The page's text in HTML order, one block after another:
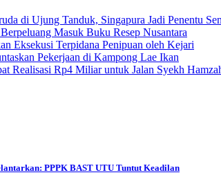
di Ujung Tanduk, Singapura Jadi Penentu
Masuk Buku Resep Nusantara
Eksekusi Terpidana Penipuan oleh Kejari
Pekerjaan di Kampong Lae Ikan
Realisasi Rp4 Miliar untuk Jalan Syekh
PPPK BAST UTU Tuntut Keadilan